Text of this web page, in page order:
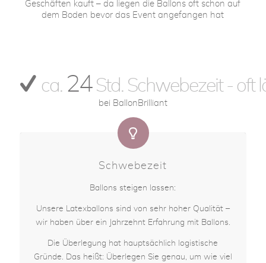
Geschäften kauft – da liegen die Ballons oft schon auf
dem Boden bevor das Event angefangen hat
ca. 24Std. Schwebezeit - oft
bei BallonBrilliant
Schwebezeit
Ballons steigen lassen:
Unsere Latexballons sind von sehr hoher Qualität –
wir haben über ein Jahrzehnt Erfahrung mit Ballons.
Die Überlegung hat hauptsächlich logistische
Gründe. Das heißt: Überlegen Sie genau, um wie viel